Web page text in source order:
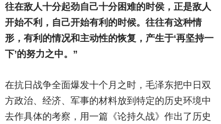
往在敌人十分起劲自己十分困难的时侯，正是敌人
开始不利，自己开始有利的时候。往往有这种情
形，有利的情况和主动性的恢复，产生于‘再坚持一
下’的努力之中。”
在抗日战争全面爆发十个月之时，毛泽东把中日双
方政治、经济、军事的材料放到特定的历史环境中
去作具体的考察，用一篇《论持久战》作出了历史